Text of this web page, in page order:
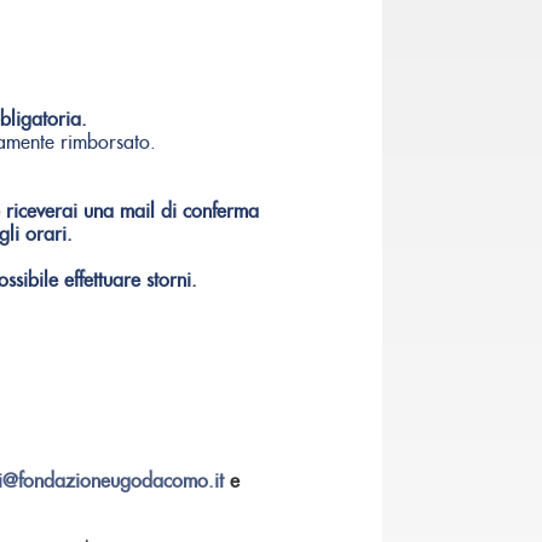
rimborsato.
una mail di conferma
orari.
effettuare storni.
e